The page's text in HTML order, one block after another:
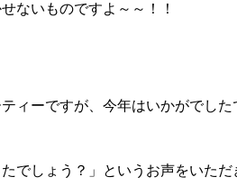
ないものですよ～～！！
ィーですが、今年はいかがでした
でしょう？」というお声をいただ